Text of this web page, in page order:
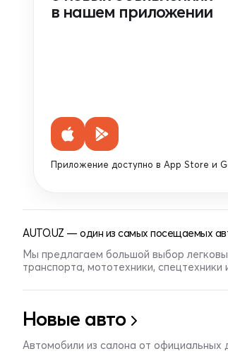
в нашем приложении
Приложение доступно в App Store и
AUTO.UZ — один из самых посещаемых
Мы предлагаем большой выбор
транспорта, мототехники,
Новые авто
Автомобили из салона от официальных